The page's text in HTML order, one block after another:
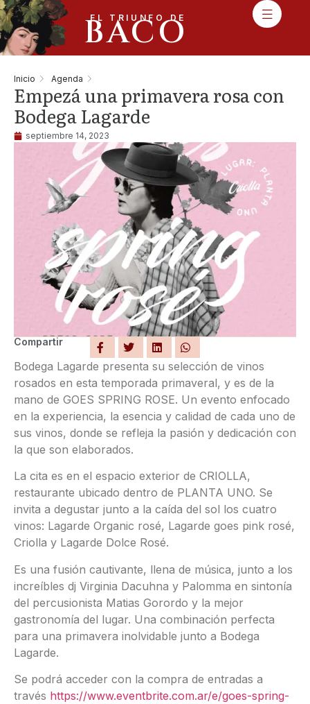
EL TRIUNFO DE
BACO
Inicio Agenda
Empezá una primavera rosa con
Bodega Lagarde
septiembre 14, 2023
Compartir
Bodega Lagarde presenta su selección de vinos
rosados en esta temporada primaveral, y es de la
mano de GOES SPRING ROSE. Un evento enfocado
en la experiencia, la esencia y calidad de cada uno de
sus vinos, donde se refleja la pasión y dedicación con
la que son elaborados.
La cita es en el espacio exterior de CRIOLLA,
restaurante ubicado dentro de PLANTA UNO. Se
invita a degustar junto a la caída del sol los cuatro
vinos: Lagarde Organic rosé, Lagarde goes pink rosé,
Criolla y Lagarde Dolce Rosé.
Es una fusión cautivante, llena de música, junto a los
increíbles dj Virginia Dacuhna y Palomma en sintonía
del percusionista Matias Gorordo y la mejor
gastronomía del lugar. Una combinación perfecta
para una primavera inolvidable junto a Bodega
Lagarde.
Se podrá acceder con la compra de entradas a
través https://www.eventbrite.com.ar/e/goes-spring-